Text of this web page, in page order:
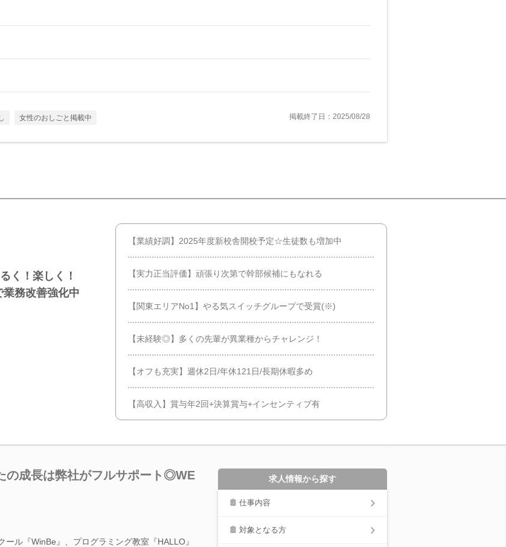
女性のおしごと掲載中 掲載終了日：2025/08/28
く！楽しく！
務改善強化中
【業績好調】2025年度新校舎開校予定☆生徒数も増加中
【実力正当評価】頑張り次第で幹部候補にもなれる
【関東エリアNo1】やる気スイッチグループで受賞(※)
【未経験◎】多くの先輩が異業種からチャレンジ！
【オフも充実】週休2日/年休121日/長期休暇多め
【高収入】賞与年2回+決算賞与+インセンティブ有
の成長は弊社がフルサポート◎WE
ル『WinBe』、プログラミング教室『HALLO』
求人情報から探す
仕事内容
対象となる方